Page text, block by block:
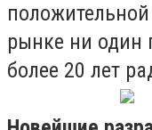
рынке ни один
более 20 лет